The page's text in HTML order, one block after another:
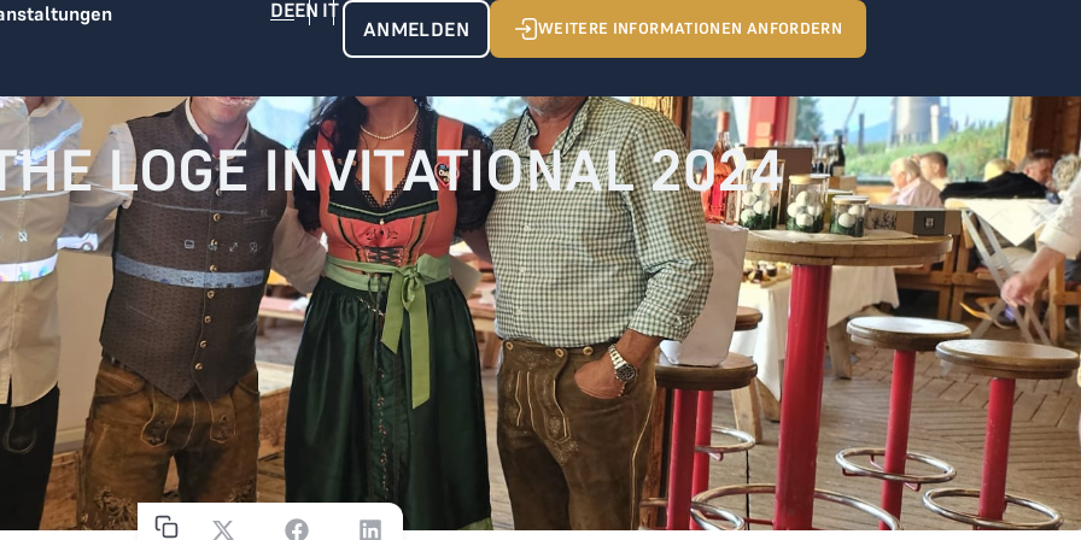
ANMELDEN WEITERE INFORMATIONEN ANFORDERN
LOGE INVITATIONAL 2024